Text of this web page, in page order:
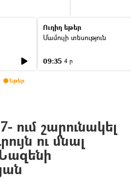
Ուղիղ եթեր
Մամուլի տեսություն
09:35 4 ր
Եթեր
ում շարունակել
ու մնալ